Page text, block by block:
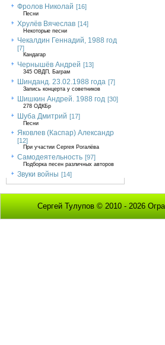
Фролов Николай [16]
Песни
Хрулёв Вячеслав [14]
Некоторые песни
Чекалдин Геннадий, 1988 год
[7]
Кандагар
Чернышёв Андрей [13]
345 ОВДП, Баграм
Шинданд. 23.02.1988 года [7]
Запись концерта у советников
Шишкин Андрей. 1988 год [30]
278 ОДКБр
Шуба Дмитрий [17]
Песни
Яковлев (Каспар) Александр
[12]
При участии Сергея Рогалёва
Самодеятельность [97]
Подборка песен различных авторов
Звуки войны [14]
Сергей Тулупов © 2010 - 2026